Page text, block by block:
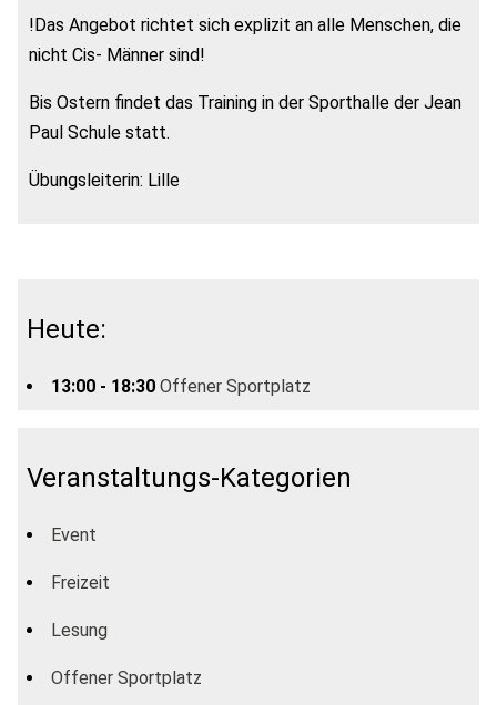
!Das Angebot richtet sich explizit an alle Menschen, die
nicht Cis- Männer sind!
Bis Ostern findet das Training in der Sporthalle der Jean
Paul Schule statt.
Übungsleiterin: Lille
Heute:
13:00 - 18:30 Offener Sportplatz
Veranstaltungs-Kategorien
Event
Freizeit
Lesung
Offener Sportplatz